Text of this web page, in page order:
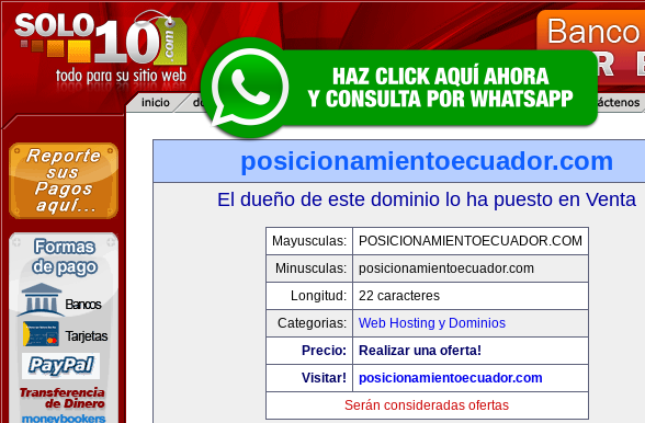
posicionamientoecuador.com
El dueño de este dominio lo ha puesto en Venta
Mayusculas:
POSICIONAMIENTOECUADOR.COM
Minusculas:
posicionamientoecuador.com
Longitud:
22 caracteres
Categorias:
Web Hosting y Dominios
Precio:
Realizar una oferta!
Visitar!
posicionamientoecuador.com
Serán consideradas ofertas